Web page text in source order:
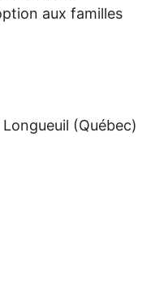
aux familles
(Québec)